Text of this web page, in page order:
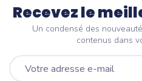
Recevez le
Un condensé des
contenus dans